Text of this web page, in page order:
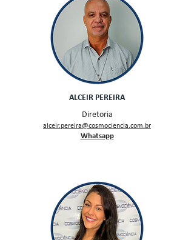
ALCEIR PEREIRA
Diretoria
alceir.pereira@cosmociencia.com.br
Whatsapp